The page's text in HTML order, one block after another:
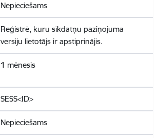
Nepieciešams
Reģistrē, kuru sīkdatņu paziņojuma
versiju lietotājs ir apstiprinājis.
1 mēnesis
SESS<ID>
Nepieciešams